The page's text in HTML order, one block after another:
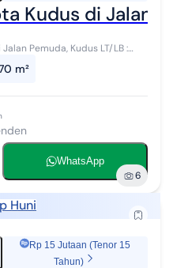
Kudus di Jalan
Pemuda, Kudus LT/LB :
Teras, Garasi Listrik : 2200
m²
WhatsApp
6
Huni
Rp 15 Jutaan (Tenor 15
Tahun)